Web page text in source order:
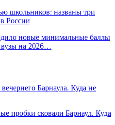
школьников: названы три
России
новые минимальные баллы
на 2026…
Барнаула. Куда не
пробки сковали Барнаул. Куда